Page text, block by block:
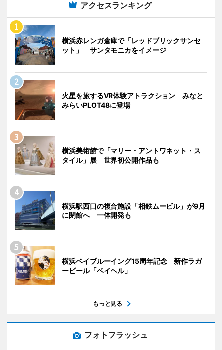
アクセスランキング
横浜赤レンガ倉庫で「レッドブリックサンセ
ット」 サンタモニカをイメージ
火星を旅するVR体験アトラクション みなと
みらいPLOT48に登場
横浜美術館で「マリー・アントワネット・ス
タイル」展 世界初公開作品も
横浜駅西口の複合施設「相鉄ムービル」が9月
に閉館へ 一体開発も
横浜ベイブルーイング15周年記念 新作ラガ
ービール「ベイヘル」
もっと見る
フォトフラッシュ